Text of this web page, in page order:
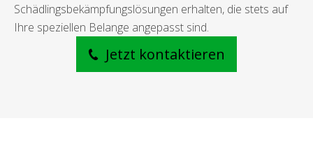
Schädlingsbekämpfungslösungen erhalten, die stets auf
Ihre speziellen Belange angepasst sind.
Jetzt kontaktieren